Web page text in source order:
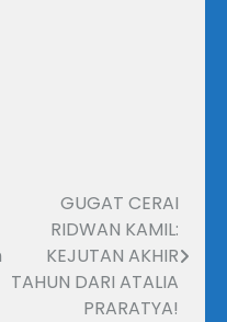
GUGAT CERAI
RIDWAN KAMIL:
KEJUTAN AKHIR
TAHUN DARI ATALIA
PRARATYA!